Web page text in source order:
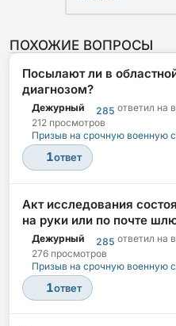
ПОХОЖИЕ ВОПРОСЫ
Посылают ли в
диагнозом?
Дежурный 285 ответил на
212 просмотров
Призыв на срочную военную
1ответ
Акт исследования
на руки или по почте
Дежурный 285 ответил на
276 просмотров
Призыв на срочную военную
1ответ